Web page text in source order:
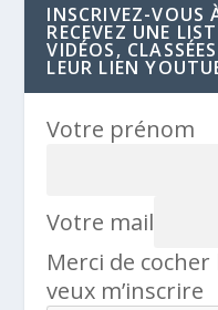
INSCRIVEZ-VOUS
RECEVEZ UNE
VIDÉOS,
LEUR LIEN
Votre prénom
Votre mail
Merci de
veux m’inscrire